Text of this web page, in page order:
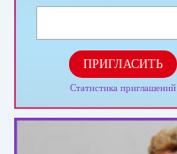
ПРИГЛАСИТЬ
Статистика приглашений